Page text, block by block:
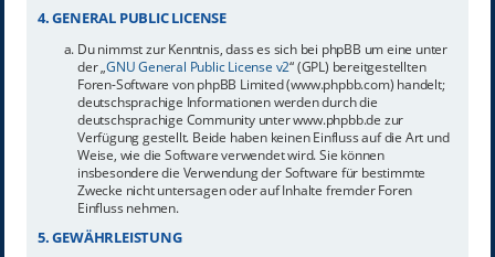
4. GENERAL PUBLIC LICENSE
Du nimmst zur Kenntnis, dass es sich bei phpBB um eine unter
der „GNU General Public License v2“ (GPL) bereitgestellten
Foren-Software von phpBB Limited (www.phpbb.com) handelt;
deutschsprachige Informationen werden durch die
deutschsprachige Community unter www.phpbb.de zur
Verfügung gestellt. Beide haben keinen Einfluss auf die Art und
Weise, wie die Software verwendet wird. Sie können
insbesondere die Verwendung der Software für bestimmte
Zwecke nicht untersagen oder auf Inhalte fremder Foren
Einfluss nehmen.
5. GEWÄHRLEISTUNG